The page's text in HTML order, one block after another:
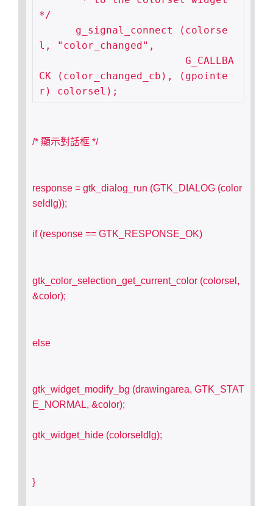
*/
l, "color_changed",
CK (color_changed_cb), (gpointe
/* 顯示對話框 */
response = gtk_dialog_run (GTK_DIALOG (color
seldlg));
if (response == GTK_RESPONSE_OK)
gtk_color_selection_get_current_color (colorsel,
&color);
else
gtk_widget_modify_bg (drawingarea, GTK_STAT
E_NORMAL, &color);
gtk_widget_hide (colorseldlg);
}